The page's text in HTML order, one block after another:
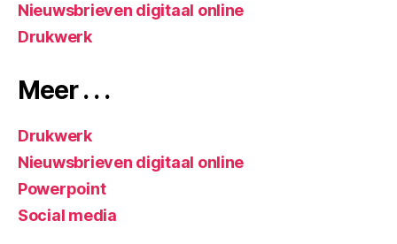
Nieuwsbrieven digitaal online
Drukwerk
Meer . . .
Drukwerk
Nieuwsbrieven digitaal online
Powerpoint
Social media